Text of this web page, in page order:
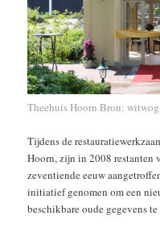
Theehuis Hoorn Bron:
Tijdens de
Hoorn, zijn in 2008 restanten
zeventiende eeuw
initiatief genomen om een
beschikbare oude gegevens